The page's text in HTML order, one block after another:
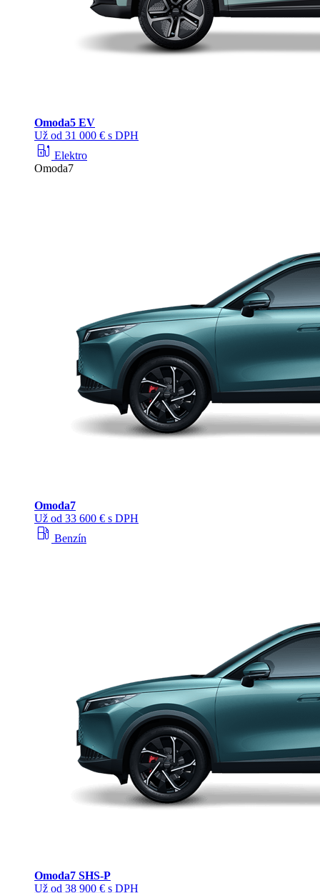
Omoda5 EV
Už od 31 000 € s DPH
ev_station Elektro
Omoda7
Omoda7
Už od 33 600 € s DPH
local_gas_station Benzín
Omoda7 SHS-P
Už od 38 900 € s DPH